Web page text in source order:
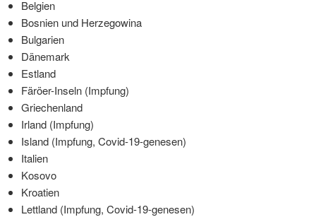
Belgien
Bosnien und Herzegowina
Bulgarien
Dänemark
Estland
Färöer-Inseln (Impfung)
Griechenland
Irland (Impfung)
Island (Impfung, Covid-19-genesen)
Italien
Kosovo
Kroatien
Lettland (Impfung, Covid-19-genesen)